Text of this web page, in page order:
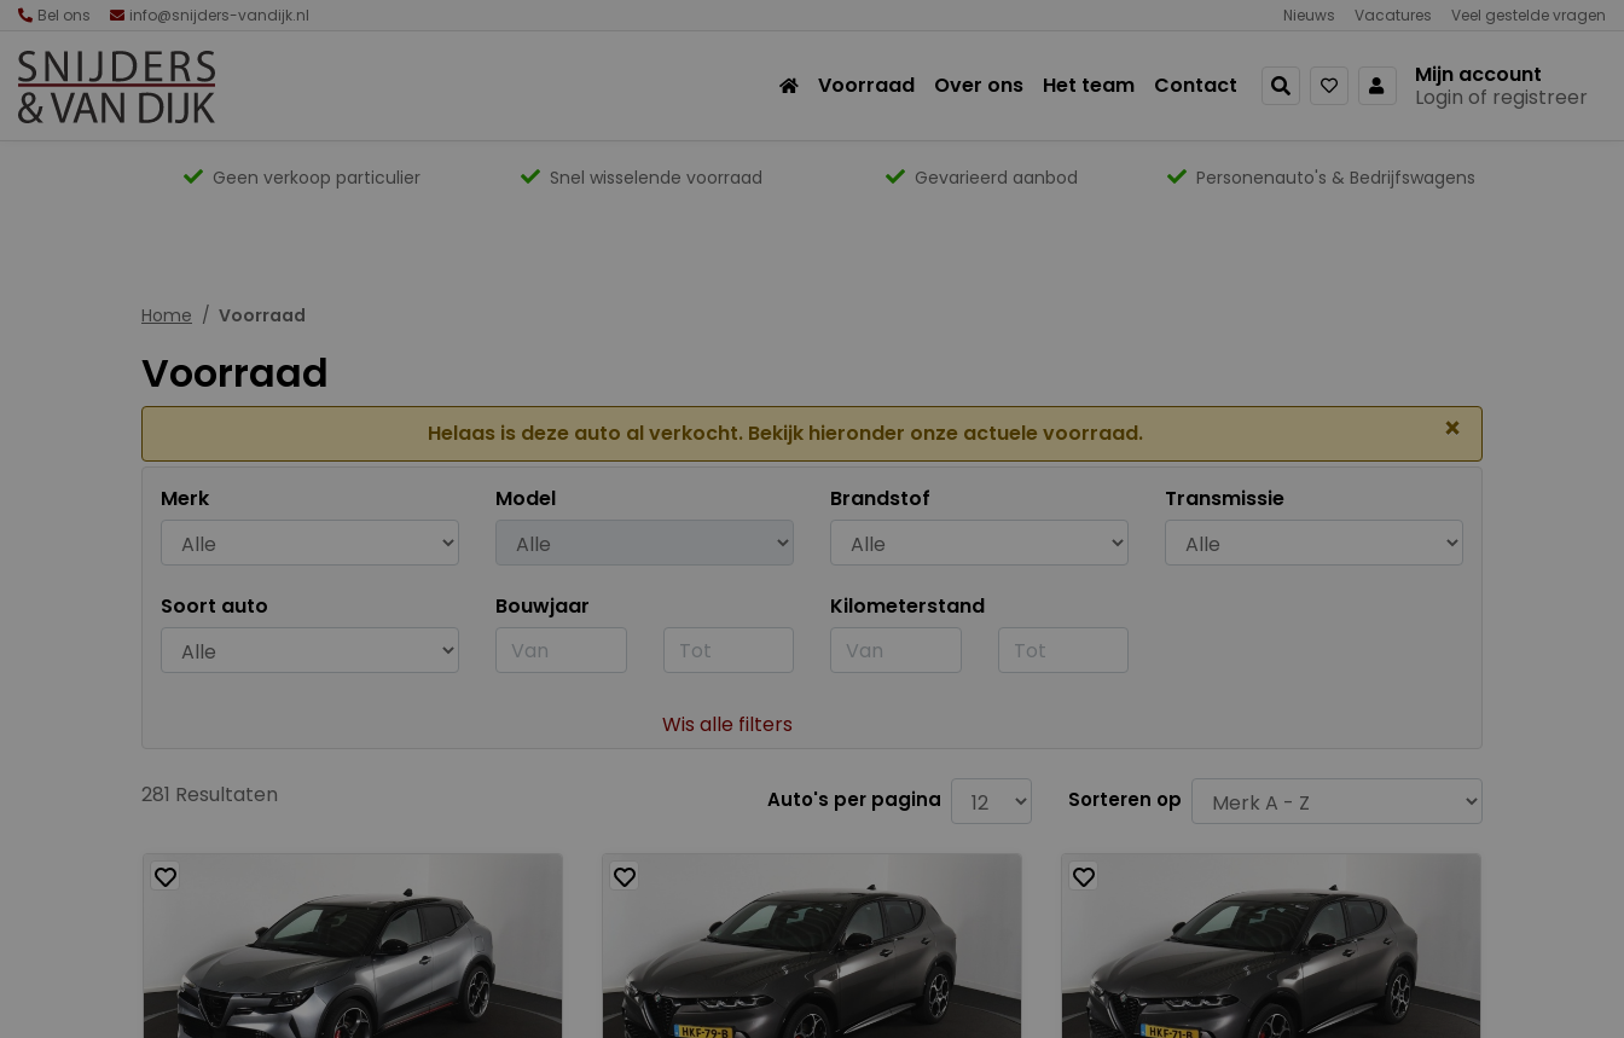
Bel ons info@snijders-vandijk.nl Nieuws Vacatures Veel gestelde vragen
Voorraad Over ons Het team Contact
Mijn account
Login of registreer
Geen verkoop particulier Snel wisselende voorraad Gevarieerd aanbod Personenauto's & Bedrijfswagens
Home Voorraad
Voorraad
Helaas is deze auto al verkocht. Bekijk hieronder onze actuele voorraad. ×
Merk Model Brandstof Transmissie
Soort auto Bouwjaar Kilometerstand
Wis alle filters
281 Resultaten Auto's per pagina Sorteren op